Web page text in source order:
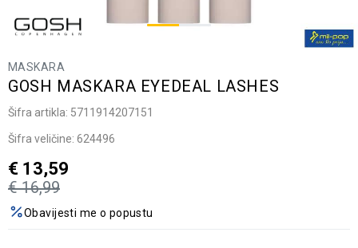
MASKARA
GOSH MASKARA EYEDEAL LASHES
Šifra artikla: 5711914207151
Šifra veličine: 624496
€ 16,99
€ 13,59
Obavijesti me o popustu